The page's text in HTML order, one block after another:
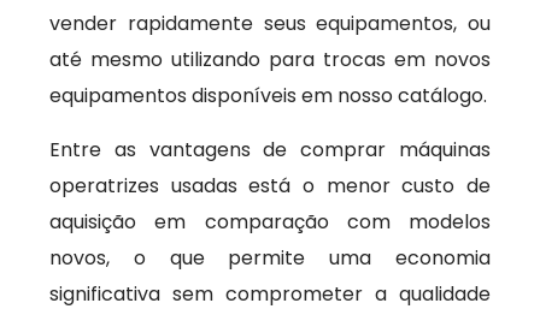
vender rapidamente seus equipamentos, ou
até mesmo utilizando para trocas em novos
equipamentos disponíveis em nosso catálogo.
Entre as vantagens de comprar máquinas
operatrizes usadas está o menor custo de
aquisição em comparação com modelos
novos, o que permite uma economia
significativa sem comprometer a qualidade